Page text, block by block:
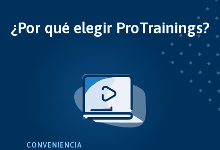
¿Por qué elegir ProTrainings?
CONVENIENCIA